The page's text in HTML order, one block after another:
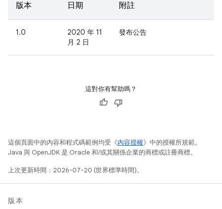
版本 日期 附註
1.0
2020 年 11
月 2 日
發布公告
這對你有幫助嗎？
這個頁面中的內容和程式碼範例均受《內容授權》中的授權所規範。
Java 與 OpenJDK 是 Oracle 和/或其關係企業的商標或註冊商標。
上次更新時間：2026-07-20 (世界標準時間)。
版本